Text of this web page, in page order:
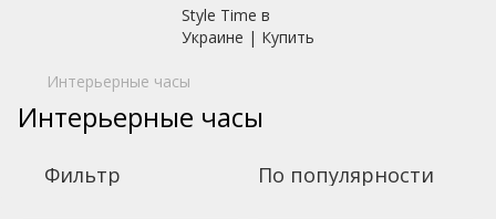
Интерьерные часы
Интерьерные часы
Фильтр По популярности